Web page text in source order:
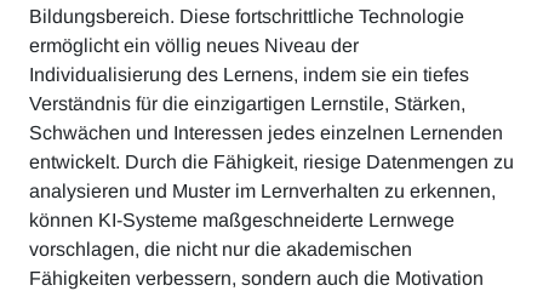
Bildungsbereich. Diese fortschrittliche Technologie
ermöglicht ein völlig neues Niveau der
Individualisierung des Lernens, indem sie ein tiefes
Verständnis für die einzigartigen Lernstile, Stärken,
Schwächen und Interessen jedes einzelnen Lernenden
entwickelt. Durch die Fähigkeit, riesige Datenmengen zu
analysieren und Muster im Lernverhalten zu erkennen,
können KI-Systeme maßgeschneiderte Lernwege
vorschlagen, die nicht nur die akademischen
Fähigkeiten verbessern, sondern auch die Motivation